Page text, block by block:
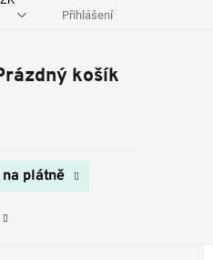
Kontakty Přihlášení
Nákupní
košík
plátně